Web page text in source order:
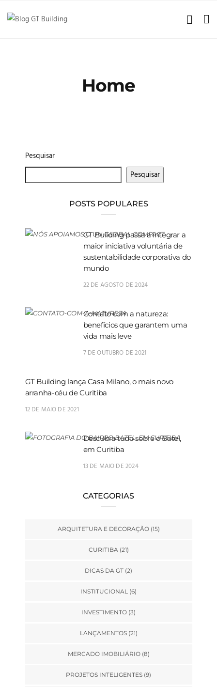
Home
Pesquisar
Pesquisar
POSTS POPULARES
GT Building passa a integrar a
maior iniciativa voluntária de
sustentabilidade corporativa do
mundo
22 DE AGOSTO DE 2024
Contato com a natureza:
benefícios que garantem uma
vida mais leve
7 DE OUTUBRO DE 2021
GT Building lança Casa Milano, o mais novo
arranha-céu de Curitiba
12 DE MAIO DE 2021
Descubra tudo sobre o Batel,
em Curitiba
13 DE MAIO DE 2024
CATEGORIAS
ARQUITETURA E DECORAÇÃO(15)
CURITIBA(21)
DICAS DA GT (2)
INSTITUCIONAL (6)
INVESTIMENTO (3)
LANÇAMENTOS(21)
MERCADO IMOBILIÁRIO(8)
PROJETOS INTELIGENTES (9)